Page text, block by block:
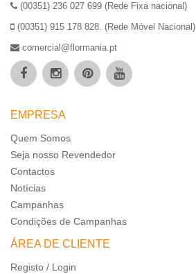
(00351) 236 027 699 (Rede Fixa nacional)
(00351) 915 178 828. (Rede Móvel Nacional)
comercial@flormania.pt
EMPRESA
Quem Somos
Seja nosso Revendedor
Contactos
Notícias
Campanhas
Condições de Campanhas
ÁREA DE CLIENTE
Registo / Login